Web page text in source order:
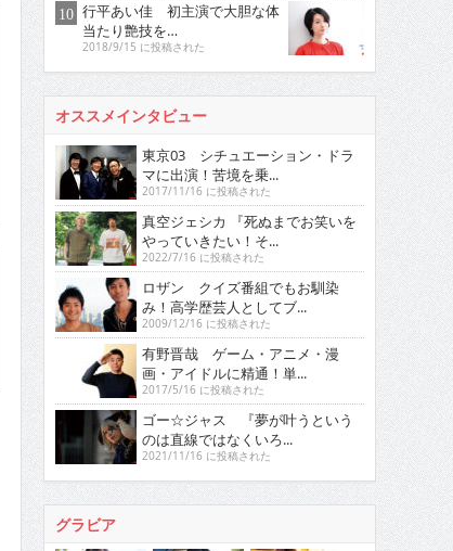
行平あい佳 初主演で大胆な体
当たり艶技を…
2018/9/15 に投稿された
オススメインタビュー
東京03 シチュエーション・ドラ
マに出演！苦境を乗...
2017/11/16 に投稿された
真空ジェシカ 『死ぬまでお笑いを
やっていきたい！そ...
2022/7/16 に投稿された
ロザン クイズ番組でもお馴染
み！高学歴芸人としてブ...
2009/12/16 に投稿された
有野晋哉 ゲーム・アニメ・漫
画・アイドルに精通！単...
2017/5/16 に投稿された
ゴー☆ジャス 『夢が叶うという
のは直線ではなくいろ...
2021/11/16 に投稿された
グラビア